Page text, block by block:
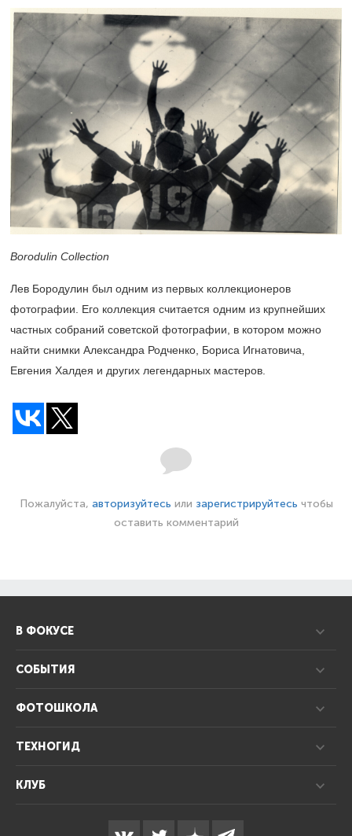
Borodulin Collection
Лев Бородулин был одним из первых коллекционеров
фотографии. Его коллекция считается одним из крупнейших
частных собраний советской фотографии, в котором можно
найти снимки Александра Родченко, Бориса Игнатовича,
Евгения Халдея и других легендарных мастеров.
Пожалуйста, авторизуйтесь или зарегистрируйтесь чтобы
оставить комментарий
В ФОКУСЕ
СОБЫТИЯ
ФОТОШКОЛА
ТЕХНОГИД
КЛУБ